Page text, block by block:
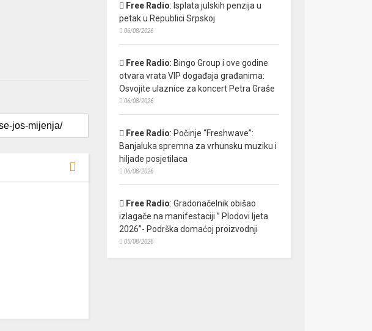
Free Radio: Isplata julskih penzija u
petak u Republici Srpskoj
06/08/2026
Free Radio: Bingo Group i ove godine
otvara vrata VIP događaja građanima:
Osvojite ulaznice za koncert Petra Graše
06/08/2026
Free Radio: Počinje “Freshwave”:
Banjaluka spremna za vrhunsku muziku i
hiljade posjetilaca
06/08/2026
Free Radio: Gradonačelnik obišao
izlagače na manifestaciji ” Plodovi ljeta
2026”- Podrška domaćoj proizvodnji
05/08/2026